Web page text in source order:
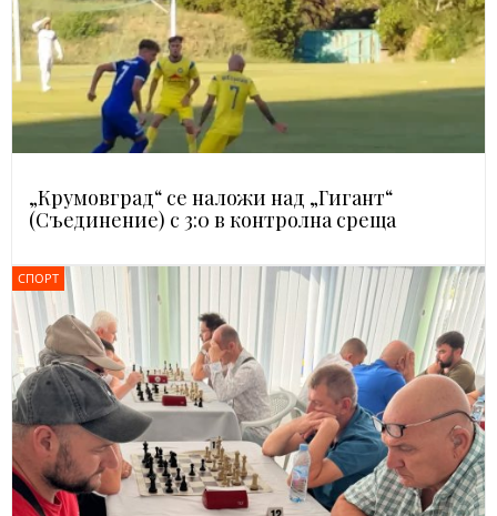
„Крумовград“ се наложи над „Гигант“
(Съединение) с 3:0 в контролна среща
СПОРТ